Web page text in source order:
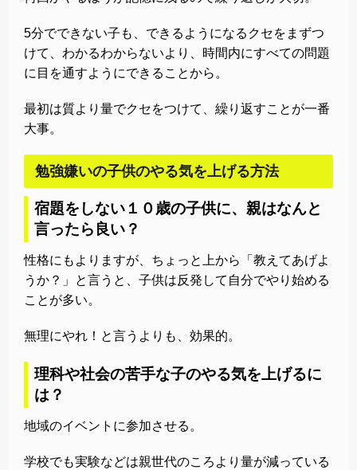
5分でできない子も、できるようになるクセをまずつ
けて、わかるわからないより、時間内にすべての問題
に目を通すようにできることから。
最初は質より量でクセをつけて、繰り返すことが一番
大事。
勉強嫌いの子供のやる気を上げる方法
宿題をしない１０歳の子供に、親はなんと
言ったら良い？
性格にもよりますが、ちょっと上から「教えてあげよ
うか？」と言うと、子供は反発して自分でやり始める
ことが多い。
無理にやれ！と言うよりも、効果的。
理科や社会の苦手な子のやる気を上げるに
は？
地域のイベントに参加させる。
学校でも実験などは親世代のころより量が減っている